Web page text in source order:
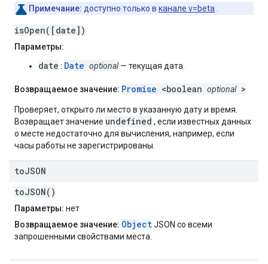
Примечание: доступно только в канале v=beta
isOpen([date])
Параметры:
date : Date optional— текущая дата.
Возвращаемое значение: Promise <boolean optional>
Проверяет, открыто ли место в указанную дату и время.
Возвращает значение undefined , если известных данных
о месте недостаточно для вычисления, например, если
часы работы не зарегистрированы.
toJSON
toJSON()
Параметры: нет
Возвращаемое значение: ObjectJSON со всеми
запрошенными свойствами места.